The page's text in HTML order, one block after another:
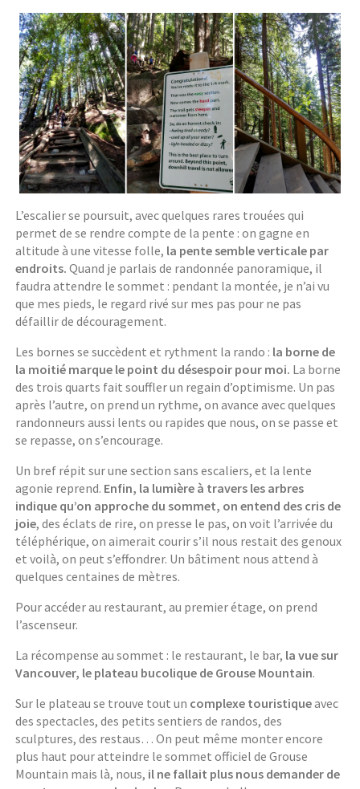
L’escalier se poursuit, avec quelques rares trouées qui
permet de se rendre compte de la pente : on gagne en
altitude à une vitesse folle, la pente semble verticale par
endroits. Quand je parlais de randonnée panoramique, il
faudra attendre le sommet : pendant la montée, je n’ai vu
que mes pieds, le regard rivé sur mes pas pour ne pas
défaillir de découragement.
Les bornes se succèdent et rythment la rando : la borne de
la moitié marque le point du désespoir pour moi. La borne
des trois quarts fait souffler un regain d’optimisme. Un pas
après l’autre, on prend un rythme, on avance avec quelques
randonneurs aussi lents ou rapides que nous, on se passe et
se repasse, on s’encourage.
Un bref répit sur une section sans escaliers, et la lente
agonie reprend. Enfin, la lumière à travers les arbres
indique qu’on approche du sommet, on entend des cris de
joie, des éclats de rire, on presse le pas, on voit l’arrivée du
téléphérique, on aimerait courir s’il nous restait des genoux
et voilà, on peut s’effondrer. Un bâtiment nous attend à
quelques centaines de mètres.
Pour accéder au restaurant, au premier étage, on prend
l’ascenseur.
La récompense au sommet : le restaurant, le bar, la vue sur
Vancouver, le plateau bucolique de Grouse Mountain.
Sur le plateau se trouve tout un complexe touristiqueavec
des spectacles, des petits sentiers de randos, des
sculptures, des restaus… On peut même monter encore
plus haut pour atteindre le sommet officiel de Grouse
Mountain mais là, nous, il ne fallait plus nous demander de